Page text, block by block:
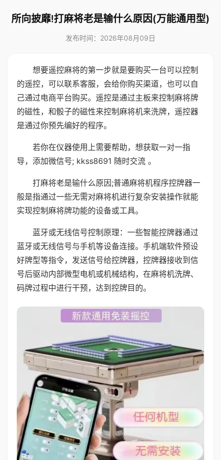
所向披靡!打麻将老是输什么原因(万能通用型)
发布时间：2026年08月09日
想要遥控麻将的第一步就是要购买一台可以控制
的遥控，可以联系客服，会给你购买渠道，也可以自
己通过电商平台购买。遥控是通过主板来控制麻将牌
的磁性，和骰子的磁性来控制麻将机来洗牌，遥控器
是通过你预先编好的程序。
若你在仪器使用上需要帮助，想获取一对一指
导，添加微信号; kkss8691 随时交流 。
打麻将老是输什么原因;普通麻将机程序控牌器一
般是指通过一些无需对麻将机进行复杂安装操作就能
实现控制麻将牌功能的设备或工具。
蓝牙或无线信号控制原理：一些智能控牌器通过
蓝牙或无线信号与手机等设备连接。手机端软件预设
好牌型等指令，发送信号给控牌器，控牌器接收到信
号后驱动内部微型电机或机械结构，在麻将机洗牌、
码牌过程中进行干预，达到控牌目的。